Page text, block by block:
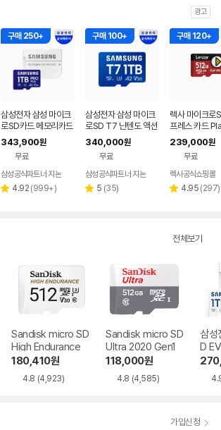
광고
구매 250+
삼성전자 삼성 마이크
로SD카드 메모리카드
PRO PLUS 1TB
343,900원
무료
삼성공식파트너 지논
별 4.92 리
(999+)
구매 100+
삼성전자 삼성 마이크
로SD T7 닌텐도 액션
캠 카메라 외장 메모리
카드 1TB
340,000원
무료
삼성공식파트너 지논
별 5 리
(35)
구매 120+
렉사 마이크로
프레스 카드
닌텐도스위치2
512GB
239,000원
무료
렉사공식쇼핑몰
별 4.95 리
(297)
전체보기
Sandisk micro SD
High Endurance
180,410원
4.8 (4,923)
Sandisk micro SD
Ultra 2020 Gen1
118,000원
4.8 (4,585)
삼
D
가입신청